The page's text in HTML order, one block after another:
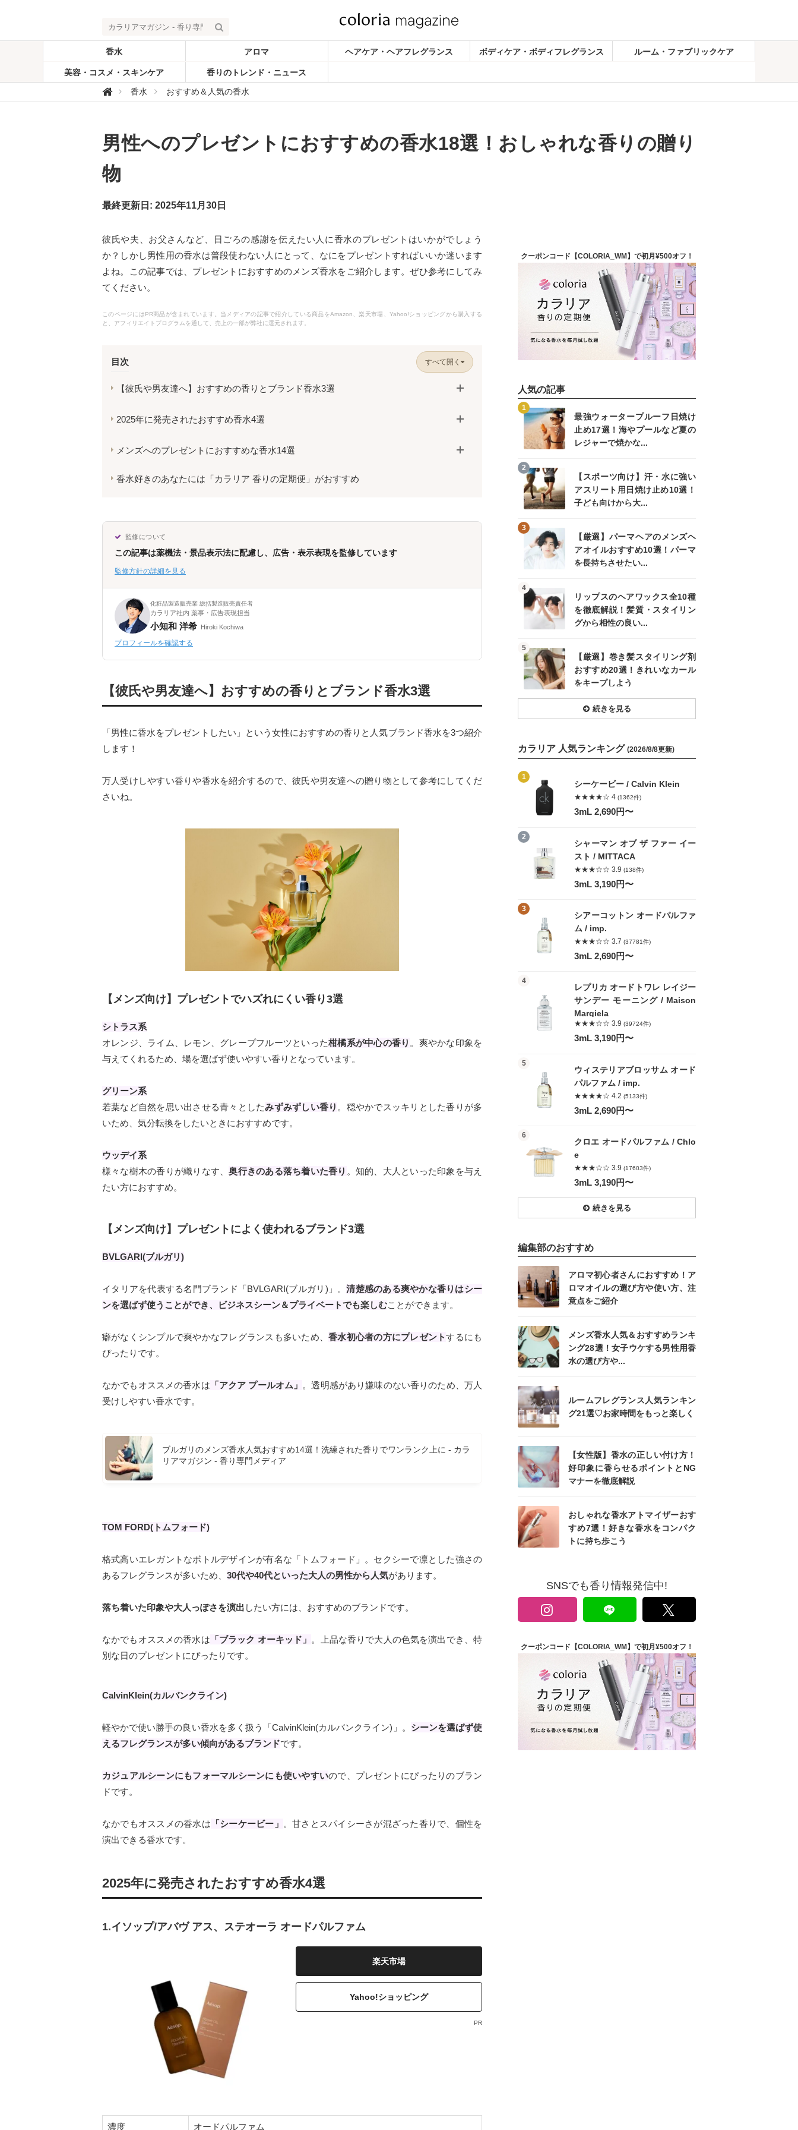
香水 アロマ ヘアケア・ヘアフレグランス ボディケア・ボディフレグランス ルーム・ファブリックケア
美容・コスメ・スキンケア 香りのトレンド・ニュース
カ
ガ
ジ
ン
香
り
専
メ
デ
香水 おすすめ＆人気の香水
男性へのプレゼントにおすすめの香水18選！おしゃれな香りの贈り
物
最終更新日: 2025年11月30日
彼氏や夫、お父さんなど、日ごろの感謝を伝えたい人に香水のプレゼントはいかがでしょう
か？しかし男性用の香水は普段使わない人にとって、なにをプレゼントすればいいか迷います
よね。この記事では、プレゼントにおすすめのメンズ香水をご紹介します。ぜひ参考にしてみ
てください。
このページにはPR商品が含まれています。当メディアの記事で紹介している商品をAmazon、楽天市場、Yahoo!ショッピングから購入する
と、アフィリエイトプログラムを通して、売上の一部が弊社に還元されます。
目次 すべて開く
【彼氏や男友達へ】おすすめの香りとブランド香水3選
2025年に発売されたおすすめ香水4選
メンズへのプレゼントにおすすめな香水14選
香水好きのあなたには「カラリア 香りの定期便」がおすすめ
監修について
この記事は薬機法・景品表示法に配慮し、広告・表示表現を監修しています
監修方針の詳細を見る
化粧品製造販売業 総括製造販売責任者
カラリア社内 薬事・広告表現担当
小知和 洋希 Hiroki Kochiwa
プロフィールを確認する
【彼氏や男友達へ】おすすめの香りとブランド香水3選
「男性に香水をプレゼントしたい」という女性におすすめの香りと人気ブランド香水を3つ紹介
します！
万人受けしやすい香りや香水を紹介するので、彼氏や男友達への贈り物として参考にしてくだ
さいね。
【メンズ向け】プレゼントでハズれにくい香り3選
シトラス系
オレンジ、ライム、レモン、グレープフルーツといった柑橘系が中心の香り 。爽やかな印象を
与えてくれるため、場を選ばず使いやすい香りとなっています。
グリーン系
若葉など自然を思い出させる青々としたみずみずしい香り 。穏やかでスッキリとした香りが多
いため、気分転換をしたいときにおすすめです。
ウッデイ系
様々な樹木の香りが織りなす、奥行きのある落ち着いた香り 。知的、大人といった印象を与え
たい方におすすめ。
【メンズ向け】プレゼントによく使われるブランド3選
BVLGARI(ブルガリ)
イタリアを代表する名門ブランド「BVLGARI(ブルガリ)」。清楚感のある爽やかな香りはシー
ンを選ばず使うことができ、ビジネスシーン＆プライベートでも楽しむことができます。
癖がなくシンプルで爽やかなフレグランスも多いため、香水初心者の方にプレゼントするにも
ぴったりです。
なかでもオススメの香水は 「アクア プールオム」 。透明感があり嫌味のない香りのため、万人
受けしやすい香水です。
ブルガリのメンズ香水人気おすすめ14選！洗練された香りでワンランク上に - カラ
リアマガジン - 香り専門メディア
TOM FORD(トムフォード)
格式高いエレガントなボトルデザインが有名な「トムフォード」。セクシーで凛とした強さの
あるフレグランスが多いため、 30代や40代といった大人の男性から人気があります。
落ち着いた印象や大人っぽさを演出 したい方には、おすすめのブランドです。
なかでもオススメの香水は 「ブラック オーキッド」 。上品な香りで大人の色気を演出でき、特
別な日のプレゼントにぴったりです。
CalvinKlein(カルバンクライン)
軽やかで使い勝手の良い香水を多く扱う「CalvinKlein(カルバンクライン)」。 シーンを選ばず使
えるフレグランスが多い傾向があるブランドです。
カジュアルシーンにもフォーマルシーンにも使いやすいので、プレゼントにぴったりのブラン
ドです。
なかでもオススメの香水は 「シーケービー」 。甘さとスパイシーさが混ざった香りで、個性を
演出できる香水です。
2025年に発売されたおすすめ香水4選
1.イソップ/アバヴ アス、ステオーラ オードパルファム
楽天市場
Yahoo!ショッピング
PR
濃度 オードパルファム
クーポンコード【COLORIA_WM】で初月¥500オフ！
人気の記事
最強ウォータープルーフ日焼け
止め17選！海やプールなど夏の
レジャーで焼かな...
1
【スポーツ向け】汗・水に強い
アスリート用日焼け止め10選！
子ども向けから大...
2
【厳選】パーマヘアのメンズヘ
アオイルおすすめ10選！パーマ
を長持ちさせたい...
3
記事を読む
リップスのヘアワックス全10種
を徹底解説！髪質・スタイリン
グから相性の良い...
4
記事を読む
【厳選】巻き髪スタイリング剤
おすすめ20選！きれいなカール
をキープしよう
5
続きを見る
カラリア 人気ランキング (2026/8/8更新)
シーケービー / Calvin Klein
★★★★☆ 4 (1362件)
3mL 2,690円〜
1
商品を見る
シャーマン オブ ザ ファー イー
スト / MITTACA
★★★☆☆ 3.9 (138件)
3mL 3,190円〜
2
シアーコットン オードパルファ
ム / imp.
★★★☆☆ 3.7 (37781件)
3mL 2,690円〜
3
レプリカ オードトワレ レイジー
サンデー モーニング / Maison
Margiela
★★★☆☆ 3.9 (39724件)
3mL 3,190円〜
4
ウィステリアブロッサム オード
パルファム / imp.
★★★★☆ 4.2 (5133件)
3mL 2,690円〜
5
クロエ オードパルファム / Chlo
e
★★★☆☆ 3.9 (17603件)
3mL 3,190円〜
6
続きを見る
編集部のおすすめ
アロマ初心者さんにおすすめ！ア
ロマオイルの選び方や使い方、注
意点をご紹介
メンズ香水人気＆おすすめランキ
ング28選！女子ウケする男性用香
水の選び方や...
ルームフレグランス人気ランキン
グ21選♡お家時間をもっと楽しく
記事を読む
【女性版】香水の正しい付け方！
好印象に香らせるポイントとNG
マナーを徹底解説
おしゃれな香水アトマイザーおす
すめ7選！好きな香水をコンパク
トに持ち歩こう
SNSでも香り情報発信中!
クーポンコード【COLORIA_WM】で初月¥500オフ！